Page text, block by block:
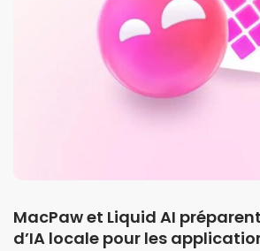
MacPaw et Liquid AI
d’IA locale pour les